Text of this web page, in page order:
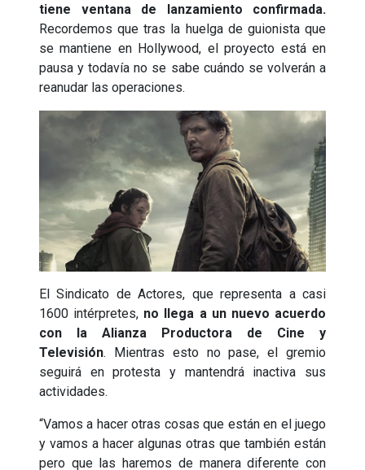
tiene ventana de lanzamiento confirmada.
Recordemos que tras la huelga de guionista que
se mantiene en Hollywood, el proyecto está en
pausa y todavía no se sabe cuándo se volverán a
reanudar las operaciones.
El Sindicato de Actores, que representa a casi
1600 intérpretes, no llega a un nuevo acuerdo
con la Alianza Productora de Cine y
Televisión. Mientras esto no pase, el gremio
seguirá en protesta y mantendrá inactiva sus
actividades.
“Vamos a hacer otras cosas que están en el juego
y vamos a hacer algunas otras que también están
pero que las haremos de manera diferente con